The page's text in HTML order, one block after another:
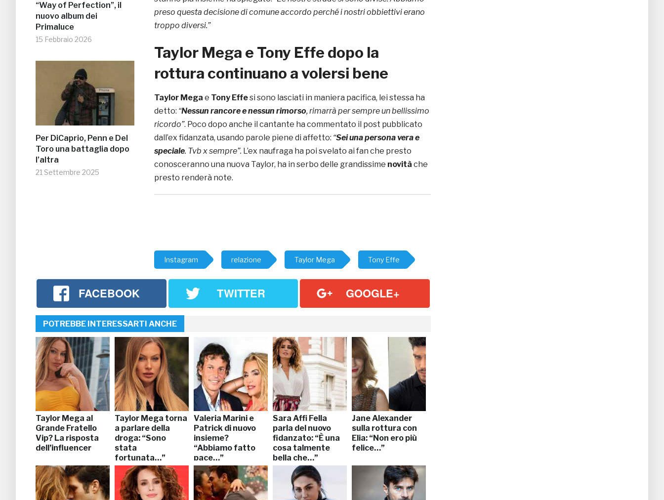
“Way of Perfection”, il
nuovo album dei
Primaluce
15 Febbraio 2026
Per DiCaprio, Penn e Del
Toro una battaglia dopo
l’altra
21 Settembre 2025
preso questa decisione di comune accordo perché i nostri obbiettivi erano
troppo diversi.”
Taylor Mega e Tony Effe dopo la
rottura continuano a volersi bene
Taylor Mega e Tony Effesi sono lasciati in maniera pacifica, lei stessa ha
detto: “Nessun rancore e nessun rimorso, rimarrà per sempre un bellissimo
ricordo”. Poco dopo anche il cantante ha commentato il post pubblicato
dall’ex fidanzata, usando parole piene di affetto: “Sei una persona vera e
speciale. Tvb x sempre”. L’ex naufraga ha poi svelato ai fan che presto
conosceranno una nuova Taylor, ha in serbo delle grandissime novità che
presto renderà note.
Instagram relazione Taylor Mega Tony Effe
FACEBOOK TWITTER GOOGLE+
POTREBBE INTERESSARTI ANCHE
Taylor Mega al
Grande Fratello
Vip? La risposta
dell’influencer
Taylor Mega torna
a parlare della
droga: “Sono
stata
fortunata…”
Valeria Marini e
Patrick di nuovo
insieme?
“Abbiamo fatto
pace…”
Sara Affi Fella
parla del nuovo
fidanzato: “È una
cosa talmente
bella che…”
Jane Alexander
sulla rottura con
Elia: “Non ero più
felice…”